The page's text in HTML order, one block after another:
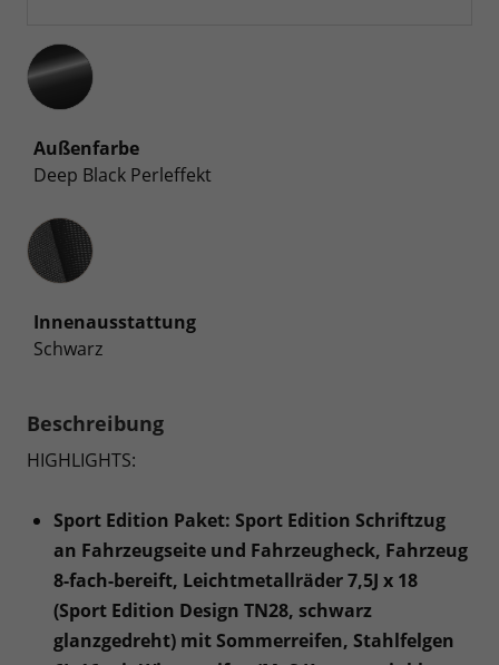
Außenfarbe
Deep Black Perleffekt
Innenausstattung
Innenausstattung
Schwarz
Beschreibung
HIGHLIGHTS:
Sport Edition Paket: Sport Edition Schriftzug
an Fahrzeugseite und Fahrzeugheck, Fahrzeug
8-fach-bereift, Leichtmetallräder 7,5J x 18
(Sport Edition Design TN28, schwarz
glanzgedreht) mit Sommerreifen, Stahlfelgen